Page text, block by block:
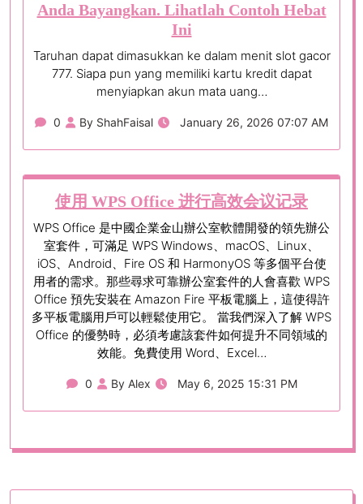
Anda Bayangkan. Lihatlah Contoh Hebat
Ini
Taruhan dapat dimasukkan ke dalam menit slot gacor
777. Siapa pun yang memiliki kartu kredit dapat
menyiapkan akun mata uang…
0 By ShahFaisal January 26, 2026 07:07 AM
使用 WPS Office 进行高效会议记录
WPS Office 是中國企業金山辦公室軟體開發的領先辦公
室套件，可滿足 WPS Windows、macOS、Linux、
iOS、Android、Fire OS 和 HarmonyOS 等多個平台使
用者的需求。那些尋求可靠辦公室套件的人會喜歡 WPS
Office 預先安裝在 Amazon Fire 平板電腦上，這使得許
多平板電腦用戶可以輕鬆使用它。 當我們深入了解 WPS
Office 的優勢時，必須考慮該套件如何提升不同領域的
效能。免費使用 Word、Excel…
0 By Alex May 6, 2025 15:31 PM